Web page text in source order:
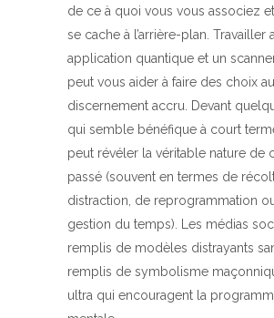
de ce à quoi vous vous associez
se cache à l’arrière-plan. Travailler
application quantique et un scanner
peut vous aider à faire des choix au
discernement accru. Devant
qui semble bénéfique à court
peut révéler la véritable nature de
passé (souvent en termes de
distraction, de reprogrammation
gestion du temps). Les médias
remplis de modèles distrayants
remplis de symbolisme
ultra qui encouragent la